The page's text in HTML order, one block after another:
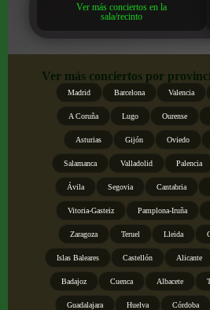
Ver más conciertos en la
sala/recinto
Ver más conciertos por
Madrid Barcelona Valencia
A Coruña Lugo Ourense
Asturias Gijón Oviedo
Salamanca Valladolid Palencia
Ávila Segovia Cantabria
Vitoria-Gasteiz Pamplona-Iruña
Zaragoza Teruel Lleida
Islas Baleares Castellón Alicante
Badajoz Cuenca Albacete
Guadalajara Huelva Córdoba